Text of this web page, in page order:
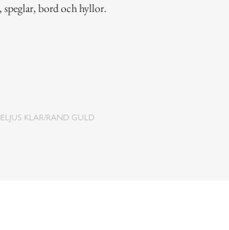
bord och hyllor.
KLAR/RAND GULD